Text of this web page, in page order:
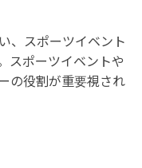
、スポーツイベント
スポーツイベントや
の役割が重要視され